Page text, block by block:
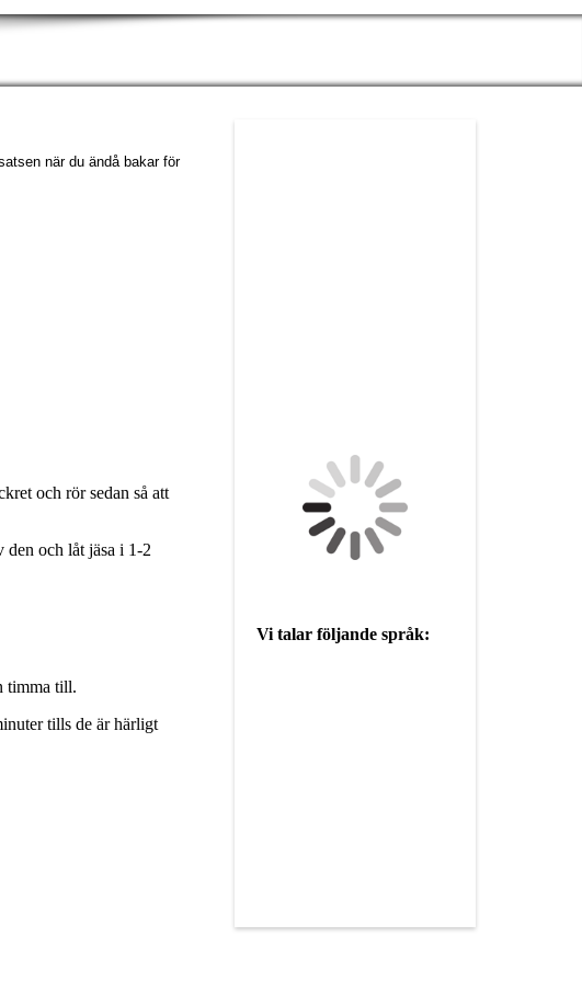
när du ändå bakar för
och rör sedan så att
och låt jäsa i 1-2
timma till.
tills de är härligt
Vi talar följande språk: